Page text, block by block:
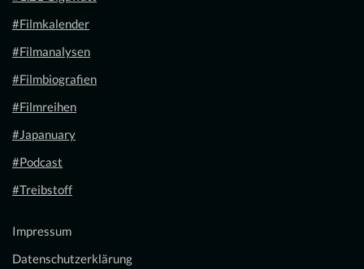
#Filmkalender
#Filmanalysen
#Filmbiografien
#Filmreihen
#Japanuary
#Podcast
#Treibstoff
Impressum
Datenschutzerklärung